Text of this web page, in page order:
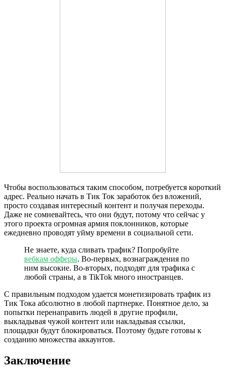
Чтобы воспользоваться таким способом, потребуется короткий
адрес. Реально начать в Тик Ток заработок без вложений,
просто создавая интересный контент и получая переходы.
Даже не сомневайтесь, что они будут, потому что сейчас у
этого проекта огромная армия поклонников, которые
ежедневно проводят уйму времени в социальной сети.
Не знаете, куда сливать трафик? Попробуйте
вебкам офферы. Во-первых, вознаграждения по
ним высокие. Во-вторых, подходят для трафика с
любой страны, а в TikTok много иностранцев.
С правильным подходом удается монетизировать трафик из
Тик Тока абсолютно в любой партнерке. Понятное дело, за
попытки перенаправить людей в другие профили,
выкладывая чужой контент или накладывая ссылки,
площадки будут блокироваться. Поэтому будьте готовы к
созданию множества аккаунтов.
Заключение